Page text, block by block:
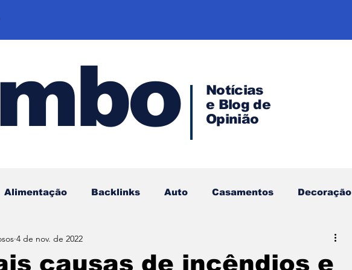
Notícias
e Blog de
Opinião
Alimentação Backlinks Auto Casamentos Decoração
Empreendedorismo
causas de incêndios e
4 de nov. de 2022